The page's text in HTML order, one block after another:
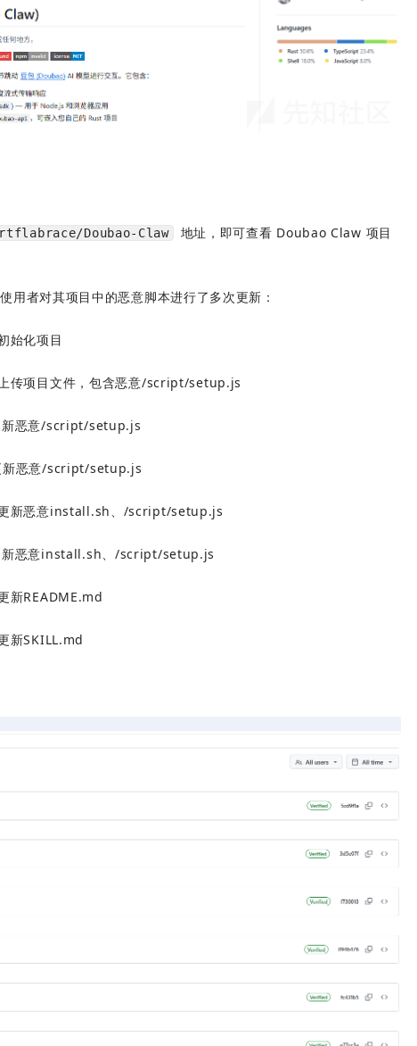
Doubao-Claw
地址，即可查看 Doubao Claw 项目
用者对其项目中的恶意脚本进行了多次更新：
始化项目
传项目文件，包含恶意/script/setup.js
新恶意/script/setup.js
新恶意/script/setup.js
新恶意install.sh、/script/setup.js
新恶意install.sh、/script/setup.js
新README.md
新SKILL.md